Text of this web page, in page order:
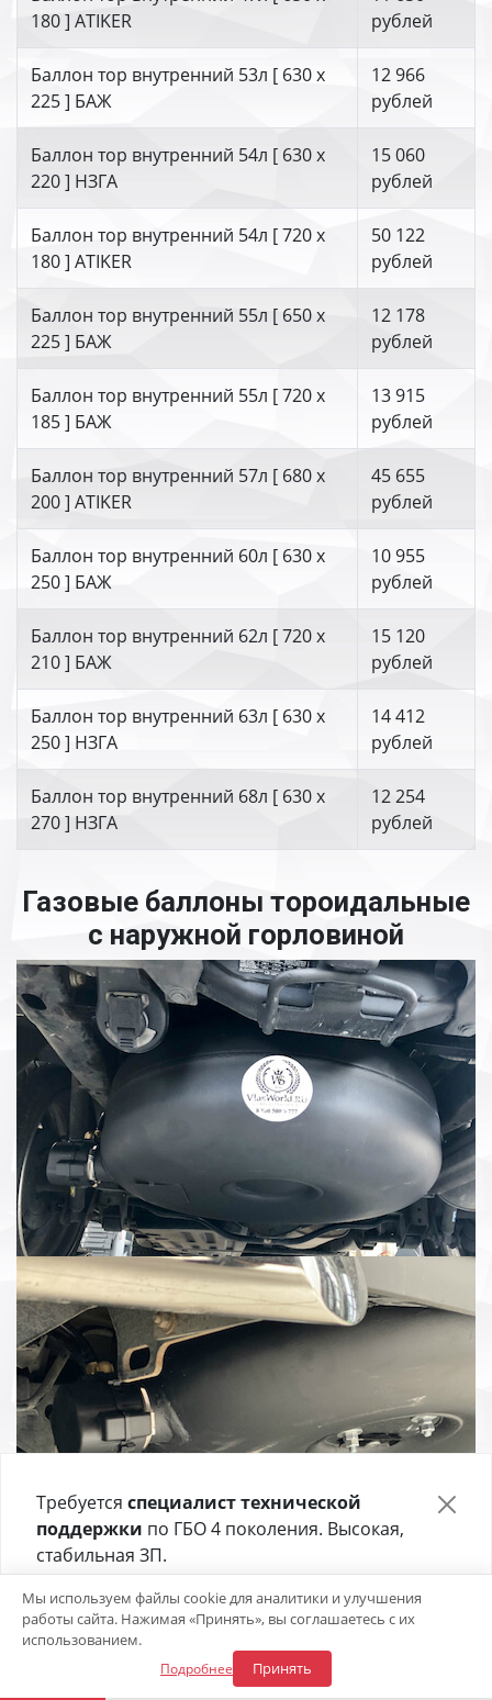
180 ] ATIKER
рублей
Баллон тор внутренний 53л [ 630 х
225 ] БАЖ
12 966
рублей
Баллон тор внутренний 54л [ 630 х
220 ] НЗГА
15 060
рублей
Баллон тор внутренний 54л [ 720 х
180 ] ATIKER
50 122
рублей
Баллон тор внутренний 55л [ 650 х
225 ] БАЖ
12 178
рублей
Баллон тор внутренний 55л [ 720 х
185 ] БАЖ
13 915
рублей
Баллон тор внутренний 57л [ 680 х
200 ] ATIKER
45 655
рублей
Баллон тор внутренний 60л [ 630 х
250 ] БАЖ
10 955
рублей
Баллон тор внутренний 62л [ 720 х
210 ] БАЖ
15 120
рублей
Баллон тор внутренний 63л [ 630 х
250 ] НЗГА
14 412
рублей
Баллон тор внутренний 68л [ 630 х
270 ] НЗГА
12 254
рублей
Газовые баллоны тороидальные
с наружной горловиной
Мы используем файлы cookie для аналитики и улучшения
работы сайта. Нажимая «Принять», вы соглашаетесь с их
использованием.
Подробнее Принять
Требуется специалист технической
поддержки по ГБО 4 поколения. Высокая,
стабильная ЗП.
Отправьте своё резюме в форме ниже 👇
Откликнуться на вакансию